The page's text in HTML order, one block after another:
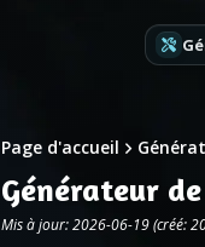
Page d'accueil
Générateur
Mis à jour: 2026-06-19 (créé: